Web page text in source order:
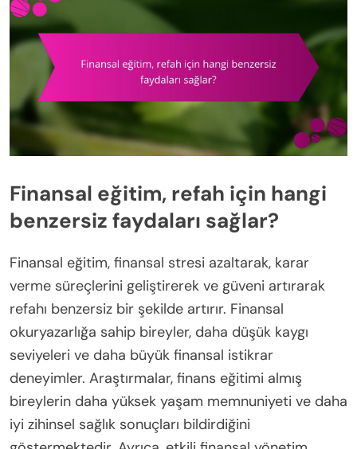
Finansal eğitim, refah için hangi
benzersiz faydaları sağlar?
Finansal eğitim, finansal stresi azaltarak, karar
verme süreçlerini geliştirerek ve güveni artırarak
refahı benzersiz bir şekilde artırır. Finansal
okuryazarlığa sahip bireyler, daha düşük kaygı
seviyeleri ve daha büyük finansal istikrar
deneyimler. Araştırmalar, finans eğitimi almış
bireylerin daha yüksek yaşam memnuniyeti ve daha
iyi zihinsel sağlık sonuçları bildirdiğini